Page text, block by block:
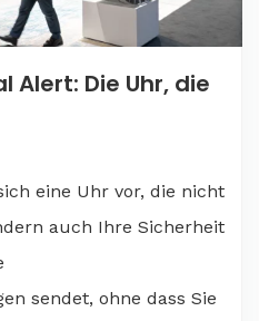
Alert: Die Uhr, die
eine Uhr vor, die nicht
auch Ihre Sicherheit
sendet, ohne dass Sie